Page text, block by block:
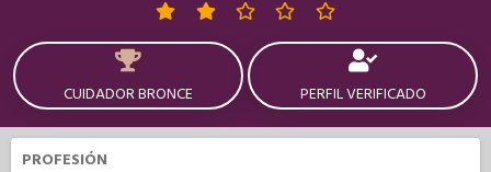
CUIDADOR BRONCE PERFIL VERIFICADO
PROFESIÓN